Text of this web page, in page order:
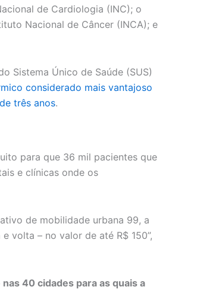
de Cardiologia (INC); o
Nacional de Câncer (INCA); e
Sistema Único de Saúde (SUS)
considerado mais vantajoso
três anos.
para que 36 mil pacientes que
e clínicas onde os
de mobilidade urbana 99, a
volta – no valor de até R$ 150”,
40 cidades para as quais a